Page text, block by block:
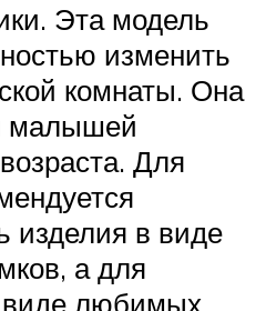
Эта модель
изменить
комнаты. Она
малышей
Для
изделия в виде
а для
любимых